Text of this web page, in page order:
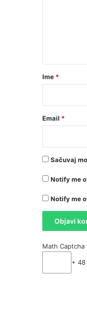
rIme *
Email *
Sačuvaj
Notify me
Notify me
Math Captcha
+ 48